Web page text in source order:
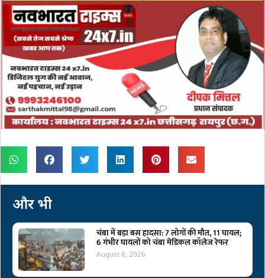
और भी
चंबा में बड़ा बस हादसा: 7 लोगों की मौत, 11 घायल;
6 गंभीर घायलों को चंबा मेडिकल कॉलेज रेफर
August 8, 2026